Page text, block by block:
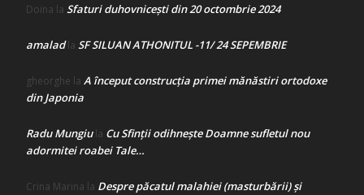
Doina la Sfaturi duhovnicești din 20 octombrie 2024
amaladla SF SILUAN ATHONITUL -11/ 24 SEPEMBRIE
gheorghe la A început construcţia primei mănăstiri ortodoxe
din Japonia
Radu Mungiula Cu Sfinții odihnește Doamne sufletul nou
adormitei roabei Tale…
Crina Marina la Despre păcatul malahiei (masturbării) şi